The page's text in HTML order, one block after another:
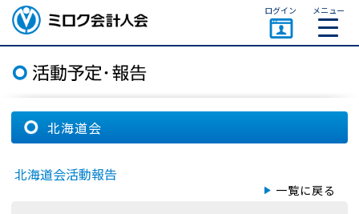
ミロク会計人会 MIROKU
ACCOUNTING PERSON
ASSOCIATION
ログイン メニュー
北海道会
北海道会活動報告
一覧に戻る